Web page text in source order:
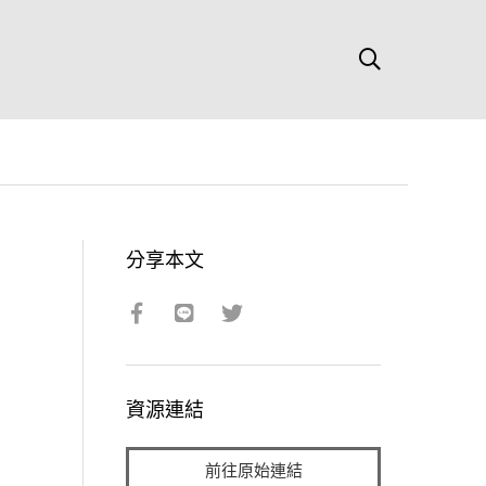
分享本文
資源連結
前往原始連結